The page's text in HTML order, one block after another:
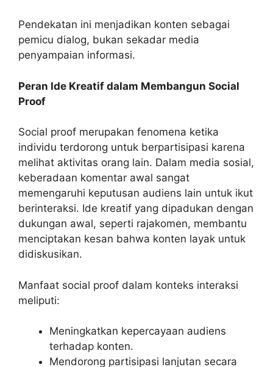
Pendekatan ini menjadikan konten sebagai
pemicu dialog, bukan sekadar media
penyampaian informasi.
Peran Ide Kreatif dalam Membangun Social
Proof
Social proof merupakan fenomena ketika
individu terdorong untuk berpartisipasi karena
melihat aktivitas orang lain. Dalam media sosial,
keberadaan komentar awal sangat
memengaruhi keputusan audiens lain untuk ikut
berinteraksi. Ide kreatif yang dipadukan dengan
dukungan awal, seperti rajakomen, membantu
menciptakan kesan bahwa konten layak untuk
didiskusikan.
Manfaat social proof dalam konteks interaksi
meliputi:
Meningkatkan kepercayaan audiens
terhadap konten.
Mendorong partisipasi lanjutan secara